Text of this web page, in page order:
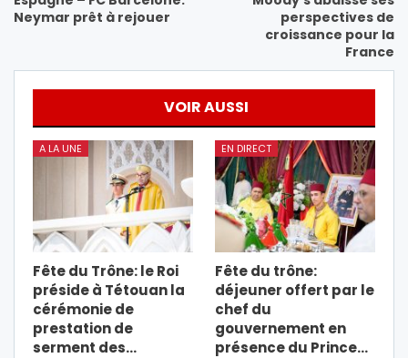
Neymar prêt à rejouer
perspectives de
croissance pour la
France
VOIR AUSSI
A LA UNE
Fête du Trône: le Roi
préside à Tétouan la
cérémonie de
prestation de
serment des…
EN DIRECT
Fête du trône:
déjeuner offert par le
chef du
gouvernement en
présence du Prince…